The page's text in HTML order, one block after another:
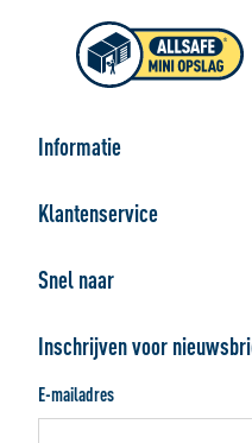
Inschrijven voor
E-mailadres
Informatie
ALLSAFE geeft ruimte
De beste verhuisdoos
Klantenservice
Contact Webshop
Bestellen
Betalen en retourneren
Handleidingen
Snel naar
Verhuisdozen
Wonen en Opbergen